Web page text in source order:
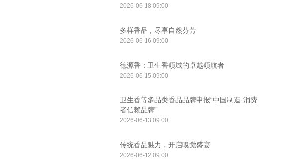
2026-06-18 09:00
多样香品，尽享自然芬芳
2026-06-16 09:00
德源香：卫生香领域的卓越领航者
2026-06-15 09:00
卫生香等多品类香品品牌申报“中国制造·消费
者信赖品牌”
2026-06-13 09:00
传统香品魅力，开启嗅觉盛宴
2026-06-12 09:00